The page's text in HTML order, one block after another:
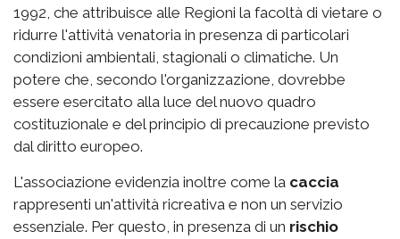
1992, che attribuisce alle Regioni la facoltà di vietare o
ridurre l'attività venatoria in presenza di particolari
condizioni ambientali, stagionali o climatiche. Un
potere che, secondo l'organizzazione, dovrebbe
essere esercitato alla luce del nuovo quadro
costituzionale e del principio di precauzione previsto
dal diritto europeo.
L'associazione evidenzia inoltre come la caccia
rappresenti un'attività ricreativa e non un servizio
essenziale. Per questo, in presenza di un rischio